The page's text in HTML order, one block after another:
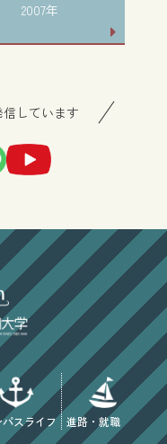
2007年
しています
パスライフ 進路・就職